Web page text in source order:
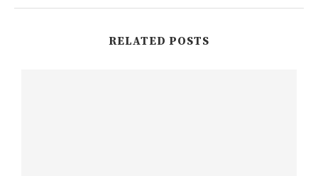
RELATED POSTS